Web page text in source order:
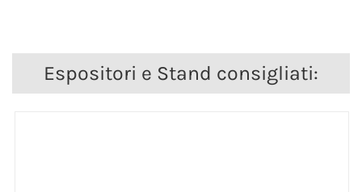
Espositori e Stand consigliati: